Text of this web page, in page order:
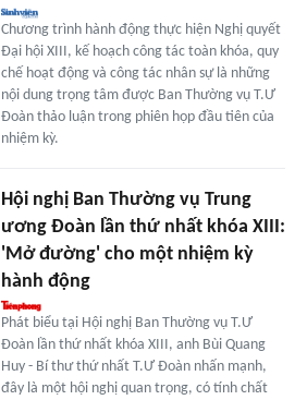
Chương trình hành động thực hiện Nghị quyết
Đại hội XIII, kế hoạch công tác toàn khóa, quy
chế hoạt động và công tác nhân sự là những
nội dung trọng tâm được Ban Thường vụ T.Ư
Đoàn thảo luận trong phiên họp đầu tiên của
nhiệm kỳ.
Hội nghị Ban Thường vụ Trung
ương Đoàn lần thứ nhất khóa XIII:
'Mở đường' cho một nhiệm kỳ
hành động
Phát biểu tại Hội nghị Ban Thường vụ T.Ư
Đoàn lần thứ nhất khóa XIII, anh Bùi Quang
Huy - Bí thư thứ nhất T.Ư Đoàn nhấn mạnh,
đây là một hội nghị quan trọng, có tính chất